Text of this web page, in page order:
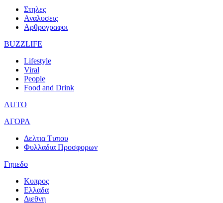
Στηλες
Αναλυσεις
Αρθρογραφοι
BUZZLIFE
Lifestyle
Viral
People
Food and Drink
AUTO
ΑΓΟΡΑ
Δελτια Τυπου
Φυλλαδια Προσφορων
Γηπεδο
Κυπρος
Ελλαδα
Διεθνη